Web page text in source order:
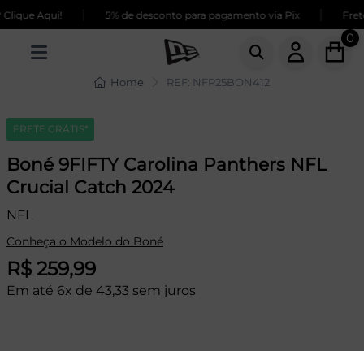
Aqui! 5% de desconto para pagamento via Pix Frete
0
Home REF: NFP25BON412
FRETE GRÁTIS*
Boné 9FIFTY Carolina Panthers NFL
Crucial Catch 2024
NFL
Conheça o Modelo do Boné
R$ 259,99
Em até 6x de 43,33 sem juros